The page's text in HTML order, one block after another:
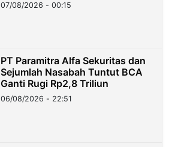
07/08/2026 - 00:15
PT Paramitra Alfa Sekuritas dan
Sejumlah Nasabah Tuntut BCA
Ganti Rugi Rp2,8 Triliun
06/08/2026 - 22:51